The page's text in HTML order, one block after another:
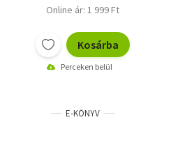
Online ár: 1 999 Ft
Kosárba
Perceken belül
E-KÖNYV